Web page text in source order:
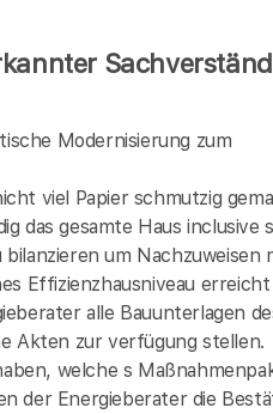
Modernisierung zum
viel Papier schmutzig
das gesamte Haus inclusive
um Nachzuweisen
Effizienzhausniveau
alle Bauunterlagen
Akten zur verfügung stellen.
welche s
der Energieberater die